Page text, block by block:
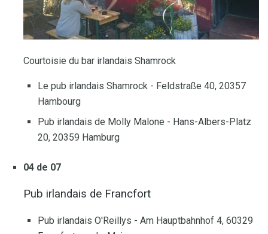
Courtoisie du bar irlandais Shamrock
Le pub irlandais Shamrock - Feldstraße 40, 20357
Hambourg
Pub irlandais de Molly Malone - Hans-Albers-Platz
20, 20359 Hamburg
04 de 07
Pub irlandais de Francfort
Pub irlandais O'Reillys - Am Hauptbahnhof 4, 60329